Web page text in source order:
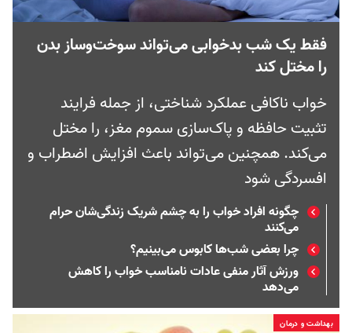
فقط یک شب بدخوابی می‌تواند سوخت‌و‌ساز بدن
را مختل کند
خواب ناکافی عملکرد شناختی، از جمله فرایند
تثبیت حافظه و پاک‌سازی سموم مغز، را مختل
می‌کند. همچنین می‌تواند باعث افزایش اضطراب و
افسردگی شود
چگونه افراد خواب را به چشم شریک زندگی‌‌شان حرام
می‌کنند
چرا بعضی شب‌ها کابوس می‌بینیم؟
ورزش آثار منفی عادات نامناسب خواب را کاهش
می‌دهد
بهداشت و درمان